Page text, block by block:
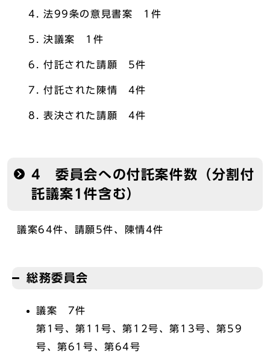
法99条の意見書案 1件
決議案 1件
付託された請願 5件
付託された陳情 4件
表決された請願 4件
4 委員会への付託案件数（分割付
託議案1件含む）
議案64件、請願5件、陳情4件
総務委員会
議案 7件
第1号、第11号、第12号、第13号、第59
号、第61号、第64号